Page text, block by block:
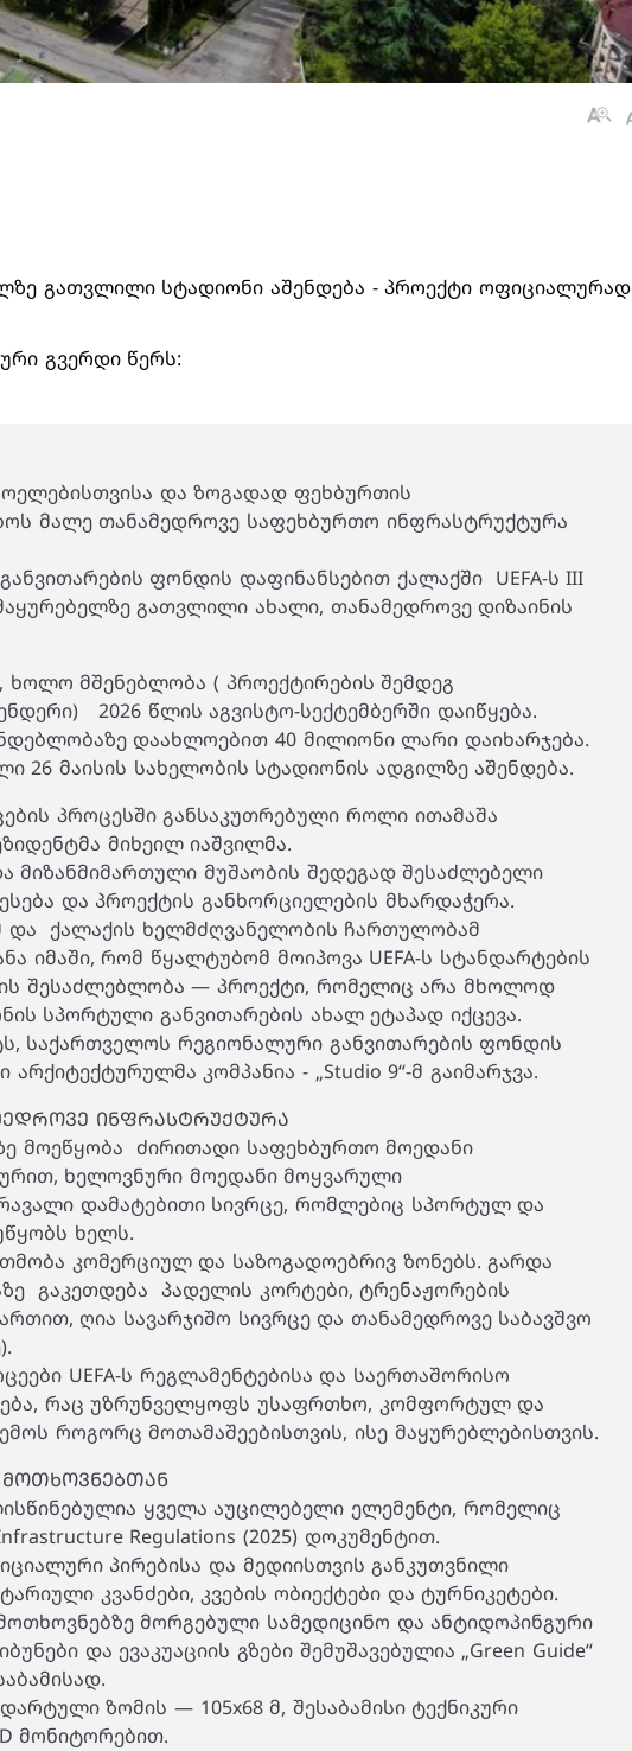
გათვლილი სტადიონი აშენდება - პროექტი ოფიციალურად
გვერდი წერს:
და ზოგადად ფეხბურთის
მალე თანამედროვე საფეხბურთო ინფრასტრუქტურა
ფონდის დაფინანსებით ქალაქში UEFA-ს III
გათვლილი ახალი, თანამედროვე დიზაინის
ხოლო მშენებლობა ( პროექტირების შემდეგ
2026 წლის აგვისტო-სექტემბერში დაიწყება.
დაახლოებით 40 მილიონი ლარი დაიხარჯება.
26 მაისის სახელობის სტადიონის ადგილზე აშენდება.
პროცესში განსაკუთრებული როლი ითამაშა
მიხეილ იაშვილმა.
მიზანმიმართული მუშაობის შედეგად შესაძლებელი
და პროექტის განხორციელების მხარდაჭერა.
და ქალაქის ხელმძღვანელობის ჩართულობამ
იმაში, რომ წყალტუბომ მოიპოვა UEFA-ს სტანდარტების
შესაძლებლობა — პროექტი, რომელიც არა მხოლოდ
სპორტული განვითარების ახალ ეტაპად იქცევა.
საქართველოს რეგიონალური განვითარების ფონდის
კომპანია - „Studio 9“-მ გაიმარჯვა.
ᲘᲜᲤᲠᲐᲡᲢᲠᲣᲥᲢᲣᲠᲐ
მოეწყობა ძირითადი საფეხბურთო მოედანი
ხელოვნური მოედანი მოყვარული
დამატებითი სივრცე, რომლებიც სპორტულ და
ხელს.
კომერციულ და საზოგადოებრივ ზონებს. გარდა
გაკეთდება პადელის კორტები, ტრენაჟორების
ღია სავარჯიშო სივრცე და თანამედროვე საბავშვო
UEFA-ს რეგლამენტებისა და საერთაშორისო
რაც უზრუნველყოფს უსაფრთხო, კომფორტულ და
როგორც მოთამაშეებისთვის, ისე მაყურებლებისთვის.
ᲛᲝᲗᲮᲝᲕᲜᲔᲑᲗᲐᲜ
ყველა აუცილებელი ელემენტი, რომელიც
Regulations (2025) დოკუმენტით.
პირებისა და მედიისთვის განკუთვნილი
კვანძები, კვების ობიექტები და ტურნიკეტები.
მორგებული სამედიცინო და ანტიდოპინგური
და ევაკუაციის გზები შემუშავებულია „Green Guide“
ზომის — 105x68 მ, შესაბამისი ტექნიკური
მონიტორებით.